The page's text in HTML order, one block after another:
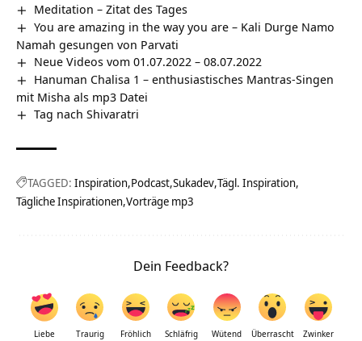
Meditation – Zitat des Tages
You are amazing in the way you are – Kali Durge Namo
Namah gesungen von Parvati
Neue Videos vom 01.07.2022 – 08.07.2022
Hanuman Chalisa 1 – enthusiastisches Mantras-Singen
mit Misha als mp3 Datei
Tag nach Shivaratri
TAGGED: Inspiration Podcast Sukadev Tägl. Inspiration
Tägliche Inspirationen Vorträge mp3
Dein Feedback?
Liebe Traurig Fröhlich Schläfrig Wütend Überrascht Zwinker